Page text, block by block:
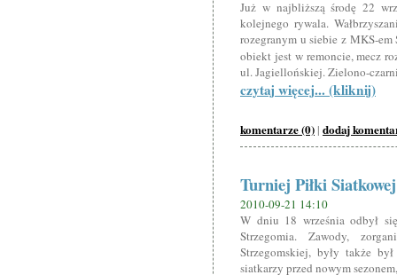
Już w najbliższą środę 22
kolejnego rywala.
rozegranym u siebie z MKS-
obiekt jest w remoncie, mecz
ul. Jagiellońskiej. Zielono-
czytaj więcej... (kliknij)
komentarze (0) | dodaj
Turniej Piłki
2010-09-21 14:10
W dniu 18 września odbył
Strzegomia. Zawody,
Strzegomskiej, były także
siatkarzy przed nowym